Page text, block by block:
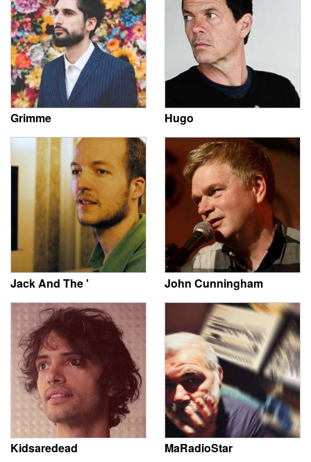
Grimme Hugo
Jack And The ' John Cunningham
Kidsaredead MaRadioStar